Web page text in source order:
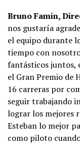
Bruno Famin,
nos gustaría
el equipo durante
tiempo con
fantásticos juntos,
el Gran Premio de
16 carreras por
seguir trabajando
lograr los mejores
Esteban lo mejor
como piloto